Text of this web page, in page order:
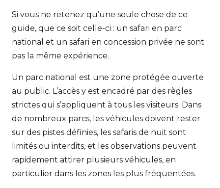
Si vous ne retenez qu’une seule chose de ce
guide, que ce soit celle-ci : un safari en parc
national et un safari en concession privée ne sont
pas la même expérience.
Un parc national est une zone protégée ouverte
au public. L’accès y est encadré par des règles
strictes qui s’appliquent à tous les visiteurs. Dans
de nombreux parcs, les véhicules doivent rester
sur des pistes définies, les safaris de nuit sont
limités ou interdits, et les observations peuvent
rapidement attirer plusieurs véhicules, en
particulier dans les zones les plus fréquentées.